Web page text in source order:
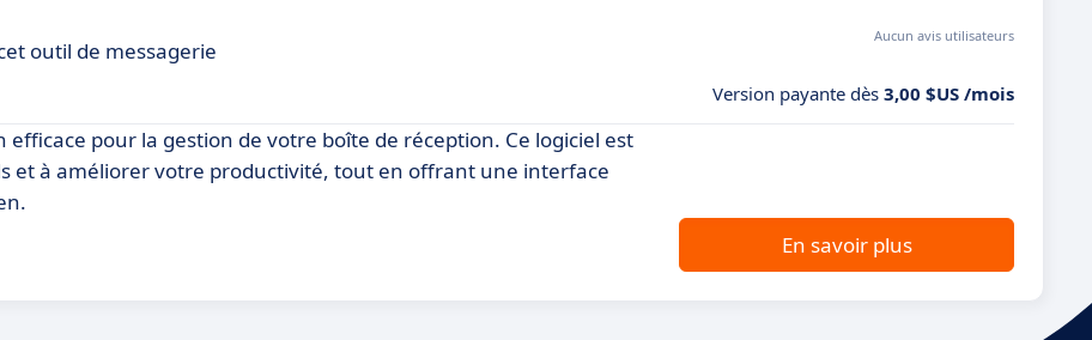
outil de messagerie
Aucun avis utilisateurs
Version payante dès 3,00 $US /mois
pour la gestion de votre boîte de réception. Ce logiciel est
et à améliorer votre productivité, tout en offrant une interface
En savoir plus